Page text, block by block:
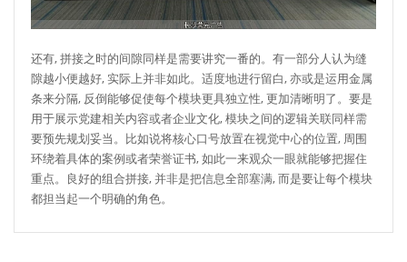
还有, 拼接之时的间隙同样是需要讲究一番的。有一部分人认为缝
隙越小便越好, 实际上并非如此。适度地进行留白, 亦或是运用金属
条来分隔, 反倒能够促使每个模块更具独立性, 更加清晰明了。要是
用于展示党建相关内容或者企业文化, 模块之间的逻辑关联同样需
要预先规划妥当。比如说将核心口号放置在视觉中心的位置, 周围
环绕着具体的案例或者荣誉证书, 如此一来观众一眼就能够把握住
重点。良好的组合拼接, 并非是把信息全部塞满, 而是要让每个模块
都担当起一个明确的角色。